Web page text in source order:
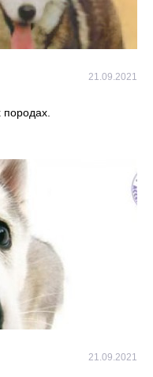
21.09.2021
21.09.2021